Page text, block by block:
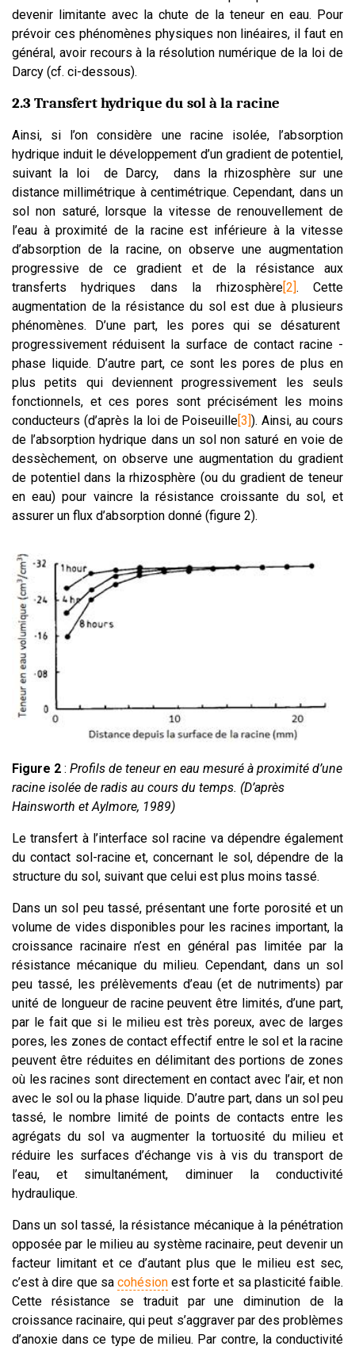
devenir limitante avec la chute de la teneur en eau. Pour
prévoir ces phénomènes physiques non linéaires, il faut en
général, avoir recours à la résolution numérique de la loi de
Darcy (cf. ci-dessous).
2.3 Transfert hydrique du sol à la racine
Ainsi, si l’on considère une racine isolée, l’absorption
hydrique induit le développement d’un gradient de potentiel,
suivant la loi de Darcy, dans la rhizosphère sur une
distance millimétrique à centimétrique. Cependant, dans un
sol non saturé, lorsque la vitesse de renouvellement de
l’eau à proximité de la racine est inférieure à la vitesse
d’absorption de la racine, on observe une augmentation
progressive de ce gradient et de la résistance aux
transferts hydriques dans la rhizosphère[2] . Cette
augmentation de la résistance du sol est due à plusieurs
phénomènes. D’une part, les pores qui se désaturent
progressivement réduisent la surface de contact racine -
phase liquide. D’autre part, ce sont les pores de plus en
plus petits qui deviennent progressivement les seuls
fonctionnels, et ces pores sont précisément les moins
conducteurs (d’après la loi de Poiseuille [3]). Ainsi, au cours
de l’absorption hydrique dans un sol non saturé en voie de
dessèchement, on observe une augmentation du gradient
de potentiel dans la rhizosphère (ou du gradient de teneur
en eau) pour vaincre la résistance croissante du sol, et
assurer un flux d’absorption donné (figure 2).
Figure 2 : Profils de teneur en eau mesuré à proximité d’une
racine isolée de radis au cours du temps. (D’après
Hainsworth et Aylmore, 1989)
Le transfert à l’interface sol racine va dépendre également
du contact sol-racine et, concernant le sol, dépendre de la
structure du sol, suivant que celui est plus moins tassé.
Dans un sol peu tassé, présentant une forte porosité et un
volume de vides disponibles pour les racines important, la
croissance racinaire n’est en général pas limitée par la
résistance mécanique du milieu. Cependant, dans un sol
peu tassé, les prélèvements d’eau (et de nutriments) par
unité de longueur de racine peuvent être limités, d’une part,
par le fait que si le milieu est très poreux, avec de larges
pores, les zones de contact effectif entre le sol et la racine
peuvent être réduites en délimitant des portions de zones
où les racines sont directement en contact avec l’air, et non
avec le sol ou la phase liquide. D’autre part, dans un sol peu
tassé, le nombre limité de points de contacts entre les
agrégats du sol va augmenter la tortuosité du milieu et
réduire les surfaces d’échange vis à vis du transport de
l’eau, et simultanément, diminuer la conductivité
hydraulique.
Dans un sol tassé, la résistance mécanique à la pénétration
opposée par le milieu au système racinaire, peut devenir un
facteur limitant et ce d’autant plus que le milieu est sec,
c’est à dire que sa cohésionest forte et sa plasticité faible.
Cette résistance se traduit par une diminution de la
croissance racinaire, qui peut s’aggraver par des problèmes
d’anoxie dans ce type de milieu. Par contre, la conductivité